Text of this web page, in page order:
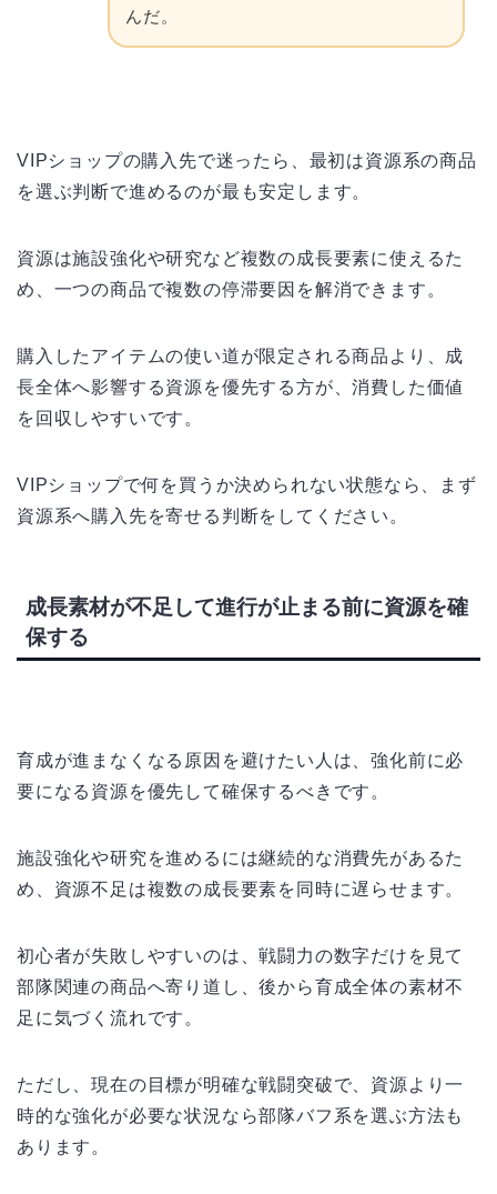
んだ。
VIPショップの購入先で迷ったら、最初は資源系の商品
を選ぶ判断で進めるのが最も安定します。
資源は施設強化や研究など複数の成長要素に使えるた
め、一つの商品で複数の停滞要因を解消できます。
購入したアイテムの使い道が限定される商品より、成
長全体へ影響する資源を優先する方が、消費した価値
を回収しやすいです。
VIPショップで何を買うか決められない状態なら、まず
資源系へ購入先を寄せる判断をしてください。
成長素材が不足して進行が止まる前に資源を確
保する
育成が進まなくなる原因を避けたい人は、強化前に必
要になる資源を優先して確保するべきです。
施設強化や研究を進めるには継続的な消費先があるた
め、資源不足は複数の成長要素を同時に遅らせます。
初心者が失敗しやすいのは、戦闘力の数字だけを見て
部隊関連の商品へ寄り道し、後から育成全体の素材不
足に気づく流れです。
ただし、現在の目標が明確な戦闘突破で、資源より一
時的な強化が必要な状況なら部隊バフ系を選ぶ方法も
あります。